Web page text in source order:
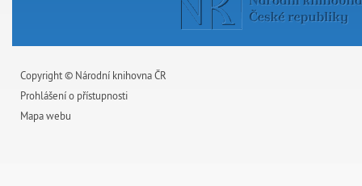
Copyright © Národní knihovna ČR
Prohlášení o přístupnosti
Mapa webu